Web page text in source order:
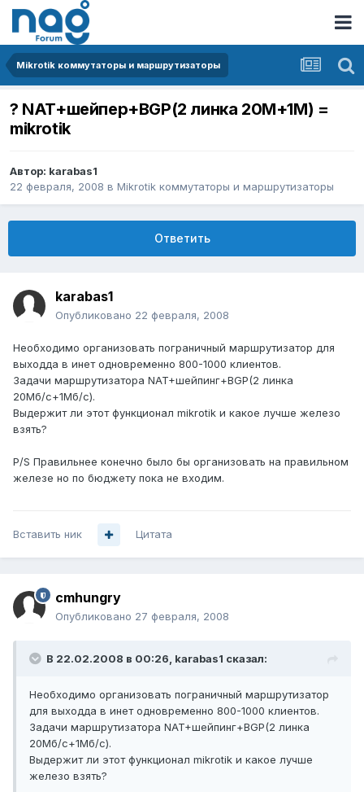
Mikrotik коммутаторы и маршрутизаторы
? NAT+шейпер+BGP(2 линка 20М+1М) =
mikrotik
Автор: karabas1
22 февраля, 2008 в Mikrotik коммутаторы и маршрутизаторы
Ответить
karabas1
Опубликовано 22 февраля, 2008
Необходимо организовать пограничный маршрутизатор для
выходда в инет одновременно 800-1000 клиентов.
Задачи маршрутизатора NAT+шейпинг+BGP(2 линка
20Мб/c+1Мб/с).
Выдержит ли этот функционал mikrotik и какое лучше железо
взять?
P/S Правильнее конечно было бы организовать на правильном
железе но по бюджету пока не входим.
Вставить ник Цитата
cmhungry
Опубликовано 27 февраля, 2008
В 22.02.2008 в 00:26, karabas1 сказал:
Необходимо организовать пограничный маршрутизатор
для выходда в инет одновременно 800-1000 клиентов.
Задачи маршрутизатора NAT+шейпинг+BGP(2 линка
20Мб/c+1Мб/с).
Выдержит ли этот функционал mikrotik и какое лучше
железо взять?